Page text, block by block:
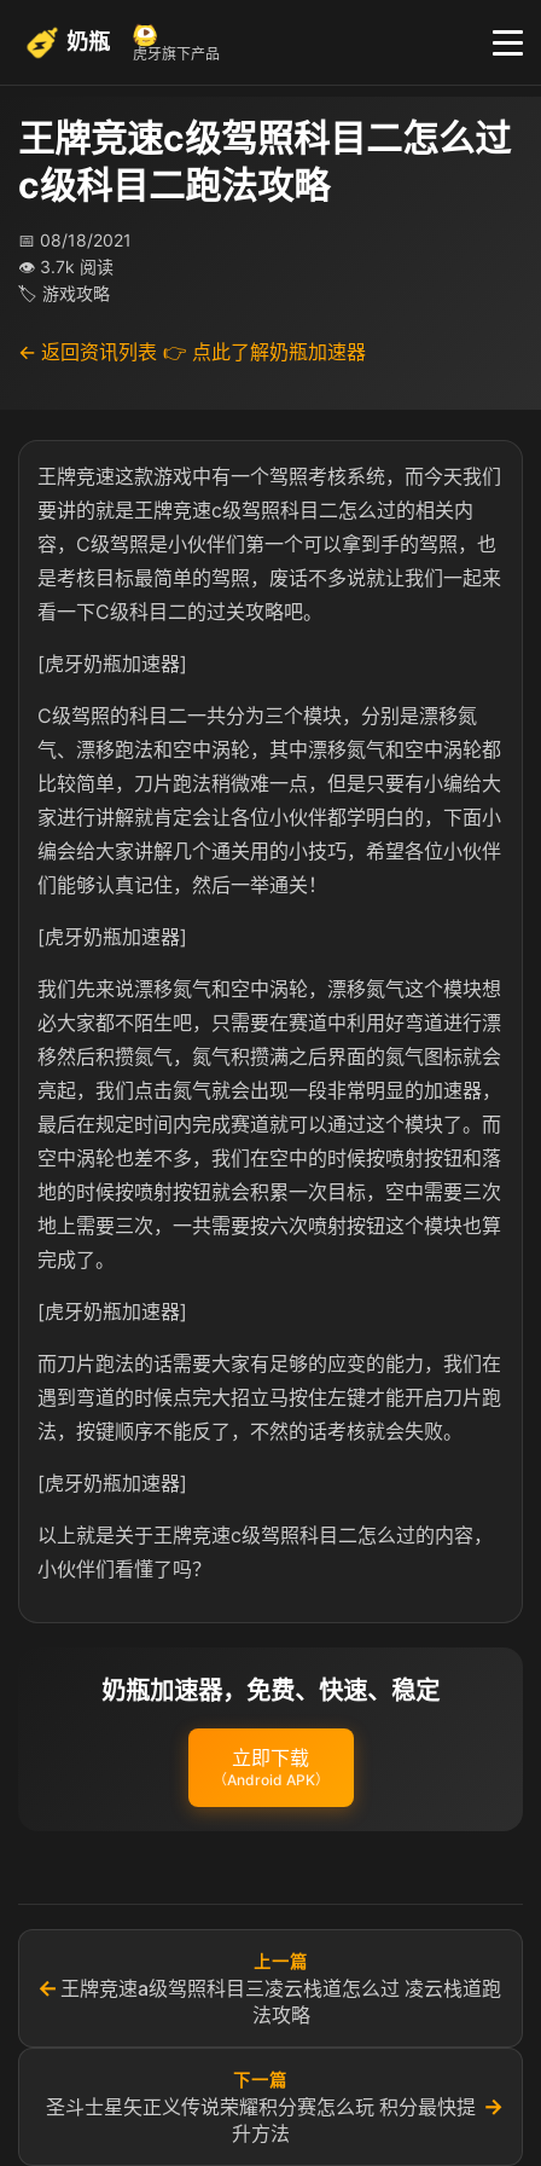
奶瓶 虎牙旗下产品
王牌竞速c级驾照科目二怎么过
c级科目二跑法攻略
📅 08/18/2021
👁 3.7k 阅读
🏷 游戏攻略
← 返回资讯列表 👉 点此了解奶瓶加速器
王牌竞速这款游戏中有一个驾照考核系统，而今天我们
要讲的就是王牌竞速c级驾照科目二怎么过的相关内
容，C级驾照是小伙伴们第一个可以拿到手的驾照，也
是考核目标最简单的驾照，废话不多说就让我们一起来
看一下C级科目二的过关攻略吧。
[虎牙奶瓶加速器]
C级驾照的科目二一共分为三个模块，分别是漂移氮
气、漂移跑法和空中涡轮，其中漂移氮气和空中涡轮都
比较简单，刀片跑法稍微难一点，但是只要有小编给大
家进行讲解就肯定会让各位小伙伴都学明白的，下面小
编会给大家讲解几个通关用的小技巧，希望各位小伙伴
们能够认真记住，然后一举通关！
[虎牙奶瓶加速器]
我们先来说漂移氮气和空中涡轮，漂移氮气这个模块想
必大家都不陌生吧，只需要在赛道中利用好弯道进行漂
移然后积攒氮气，氮气积攒满之后界面的氮气图标就会
亮起，我们点击氮气就会出现一段非常明显的加速器，
最后在规定时间内完成赛道就可以通过这个模块了。而
空中涡轮也差不多，我们在空中的时候按喷射按钮和落
地的时候按喷射按钮就会积累一次目标，空中需要三次
地上需要三次，一共需要按六次喷射按钮这个模块也算
完成了。
[虎牙奶瓶加速器]
而刀片跑法的话需要大家有足够的应变的能力，我们在
遇到弯道的时候点完大招立马按住左键才能开启刀片跑
法，按键顺序不能反了，不然的话考核就会失败。
[虎牙奶瓶加速器]
以上就是关于王牌竞速c级驾照科目二怎么过的内容，
小伙伴们看懂了吗？
奶瓶加速器，免费、快速、稳定
立即下载
（Android APK）
←
上一篇
王牌竞速a级驾照科目三凌云栈道怎么过 凌云栈道跑
法攻略
下一篇
圣斗士星矢正义传说荣耀积分赛怎么玩 积分最快提
升方法
→